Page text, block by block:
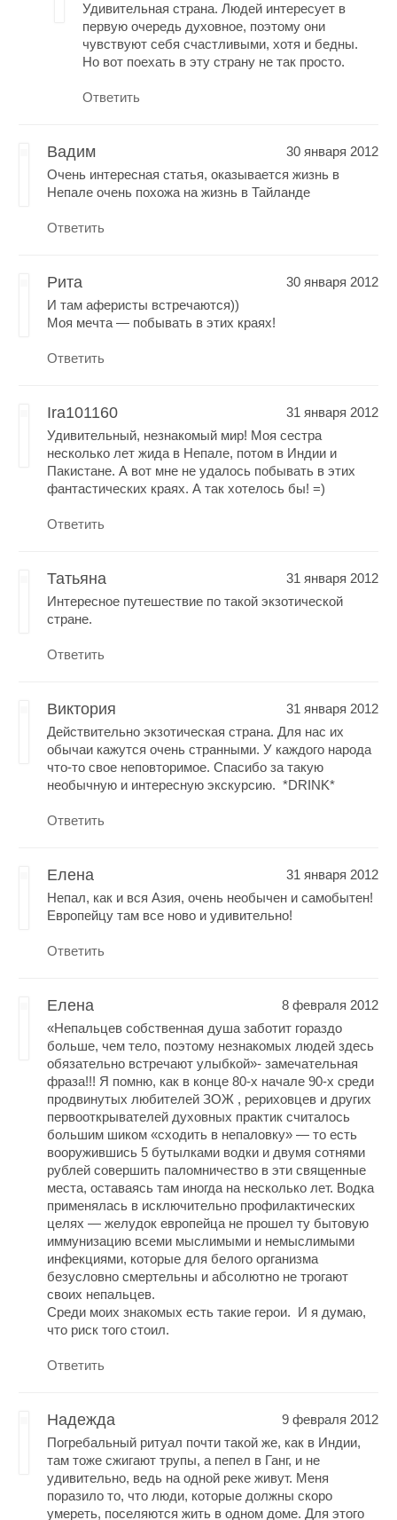
Удивительная страна. Людей интересует в
первую очередь духовное, поэтому они
чувствуют себя счастливыми, хотя и бедны.
Но вот поехать в эту страну не так просто.
Ответить
Вадим
30 января 2012
Очень интересная статья, оказывается жизнь в
Непале очень похожа на жизнь в Тайланде
Ответить
Рита
30 января 2012
И там аферисты встречаются))
Моя мечта — побывать в этих краях!
Ответить
Ira101160
31 января 2012
Удивительный, незнакомый мир! Моя сестра
несколько лет жида в Непале, потом в Индии и
Пакистане. А вот мне не удалось побывать в этих
фантастических краях. А так хотелось бы! =)
Ответить
Татьяна
31 января 2012
Интересное путешествие по такой экзотической
стране.
Ответить
Виктория
31 января 2012
Действительно экзотическая страна. Для нас их
обычаи кажутся очень странными. У каждого народа
что-то свое неповторимое. Спасибо за такую
необычную и интересную экскурсию. *DRINK*
Ответить
Елена
31 января 2012
Непал, как и вся Азия, очень необычен и самобытен!
Европейцу там все ново и удивительно!
Ответить
Елена
8 февраля 2012
«Непальцев собственная душа заботит гораздо
больше, чем тело, поэтому незнакомых людей здесь
обязательно встречают улыбкой»- замечательная
фраза!!! Я помню, как в конце 80-х начале 90-х среди
продвинутых любителей ЗОЖ , рериховцев и других
первооткрывателей духовных практик считалось
большим шиком «сходить в непаловку» — то есть
вооружившись 5 бутылками водки и двумя сотнями
рублей совершить паломничество в эти священные
места, оставаясь там иногда на несколько лет. Водка
применялась в исключительно профилактических
целях — желудок европейца не прошел ту бытовую
иммунизацию всеми мыслимыми и немыслимыми
инфекциями, которые для белого организма
безусловно смертельны и абсолютно не трогают
своих непальцев.
Среди моих знакомых есть такие герои. И я думаю,
что риск того стоил.
Ответить
Надежда
9 февраля 2012
Погребальный ритуал почти такой же, как в Индии,
там тоже сжигают трупы, а пепел в Ганг, и не
удивительно, ведь на одной реке живут. Меня
поразило то, что люди, которые должны скоро
умереть, поселяются жить в одном доме. Для этого